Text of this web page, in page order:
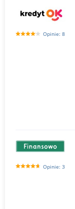
Opinie: 8
Opinie: 3